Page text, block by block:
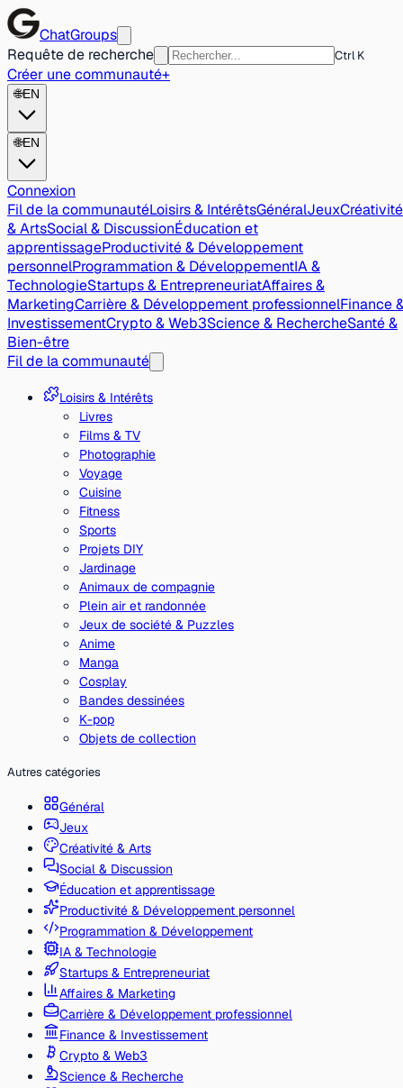
ChatGroups
Requête de recherche
Ctrl K
Créer une communauté+
🌐EN
🌐EN
Connexion
Fil de la communautéLoisirs & IntérêtsGénéralJeuxCréativité
& ArtsSocial & DiscussionÉducation et
apprentissageProductivité & Développement
personnelProgrammation & DéveloppementIA &
TechnologieStartups & EntrepreneuriatAffaires &
MarketingCarrière & Développement professionnelFinance
InvestissementCrypto & Web3Science & RechercheSanté &
Bien-être
Fil de la communauté
Loisirs & Intérêts
Livres
Films & TV
Photographie
Voyage
Cuisine
Fitness
Sports
Projets DIY
Jardinage
Animaux de compagnie
Plein air et randonnée
Jeux de société & Puzzles
Anime
Manga
Cosplay
Bandes dessinées
K-pop
Objets de collection
Autres catégories
Général
Jeux
Créativité & Arts
Social & Discussion
Éducation et apprentissage
Productivité & Développement personnel
Programmation & Développement
IA & Technologie
Startups & Entrepreneuriat
Affaires & Marketing
Carrière & Développement professionnel
Finance & Investissement
Crypto & Web3
Science & Recherche